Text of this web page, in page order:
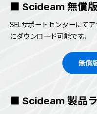
■ Scideam 無償
SELサポートセンターにて
にダウンロード可能です。
無償
■ Scideam 製品